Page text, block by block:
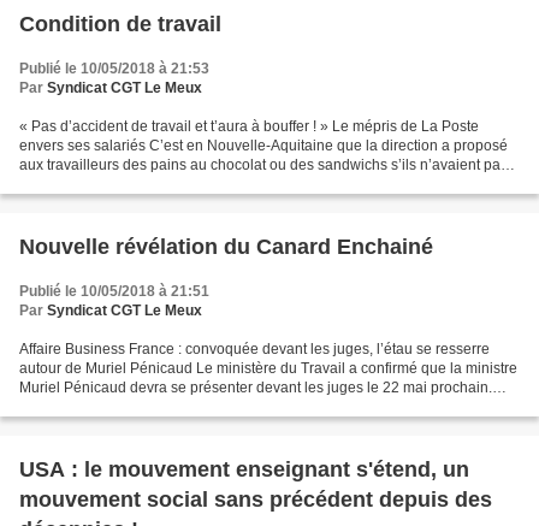
Condition de travail
Publié le 10/05/2018 à 21:53
Par Syndicat CGT Le Meux
« Pas d’accident de travail et t’aura à bouffer ! » Le mépris de La Poste
envers ses salariés C’est en Nouvelle-Aquitaine que la direction a proposé
aux travailleurs des pains au chocolat ou des sandwichs s’ils n’avaient pas
Nouvelle révélation du Canard Enchainé
Publié le 10/05/2018 à 21:51
Par Syndicat CGT Le Meux
Affaire Business France : convoquée devant les juges, l’étau se resserre
autour de Muriel Pénicaud Le ministère du Travail a confirmé que la ministre
Muriel Pénicaud devra se présenter devant les juges le 22 mai prochain.
USA : le mouvement enseignant s'étend, un
mouvement social sans précédent depuis des